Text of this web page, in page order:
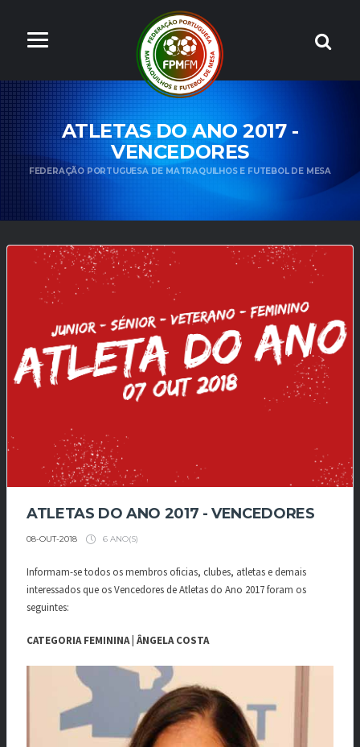
ATLETAS DO ANO 2017 -
VENCEDORES
FEDERAÇÃO PORTUGUESA DE MATRAQUILHOS E FUTEBOL DE MESA
ATLETAS DO ANO 2017 - VENCEDORES
08-OUT-2018 6 ANO(S)
Informam-se todos os membros oficias, clubes, atletas e demais
interessados que os Vencedores de Atletas do Ano 2017 foram os
seguintes:
CATEGORIA FEMININA | ÂNGELA COSTA